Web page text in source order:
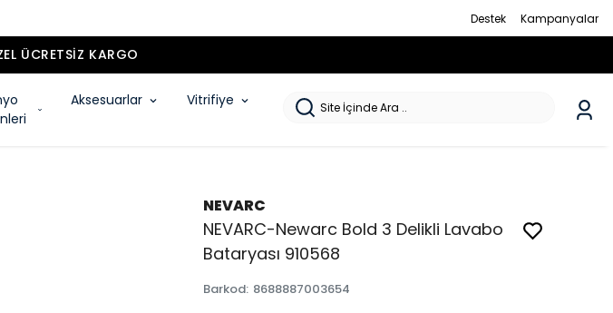
Destek Kampanyalar
ÜCRETSIZ KARGO
Aksesuarlar Vitrifiye
NEVARC
NEVARC-Newarc Bold 3 Delikli Lavabo
Bataryası 910568
Barkod: 8688887003654